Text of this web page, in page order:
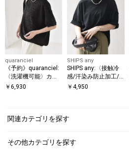
quaranciel
《予約》quaranciel:
〈洗濯機可能〉カッ
トジャカード ルーズ
￥ 6,930
SHIPS any
SHIPS any:〈接触冷
感/汗染み防止加工/
洗濯機可能〉ラウン
￥4,950
関連カテゴリを探す
その他カテゴリを探す